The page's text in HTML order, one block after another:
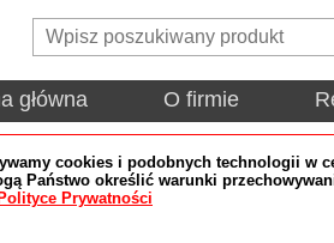
główna O firmie
cookies i podobnych technologii w
Państwo określić warunki
Polityce Prywatności